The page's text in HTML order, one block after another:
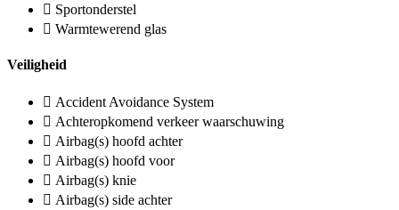
Sportonderstel
Warmtewerend glas
Veiligheid
Accident Avoidance System
Achteropkomend verkeer waarschuwing
Airbag(s) hoofd achter
Airbag(s) hoofd voor
Airbag(s) knie
Airbag(s) side achter